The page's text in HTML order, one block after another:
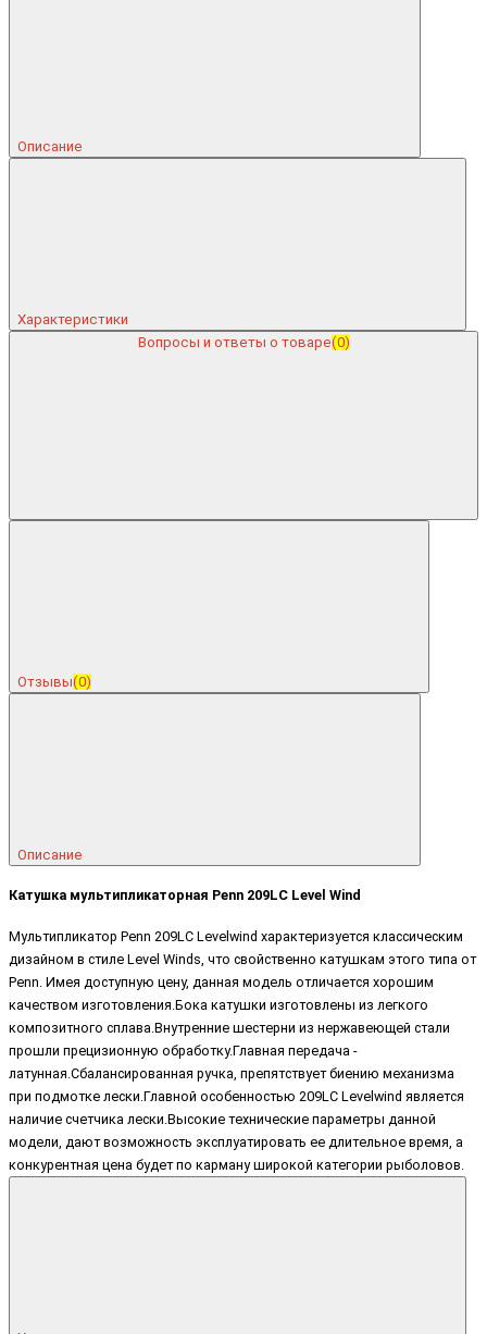
Описание
Характеристики
Вопросы и ответы о товаре(0)
Отзывы(0)
Описание
Катушка мультипликаторная Penn 209LC Level Wind
Мультипликатор Penn 209LC Levelwind характеризуется классическим
дизайном в стиле Level Winds, что свойственно катушкам этого типа от
Penn. Имея доступную цену, данная модель отличается хорошим
качеством изготовления.Бока катушки изготовлены из легкого
композитного сплава.Внутренние шестерни из нержавеющей стали
прошли прецизионную обработку.Главная передача -
латунная.Сбалансированная ручка, препятствует биению механизма
при подмотке лески.Главной особенностью 209LC Levelwind является
наличие счетчика лески.Высокие технические параметры данной
модели, дают возможность эксплуатировать ее длительное время, а
конкурентная цена будет по карману широкой категории рыболовов.